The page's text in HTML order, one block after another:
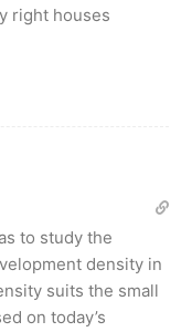
right houses
to study the
density in
suits the small
on today’s